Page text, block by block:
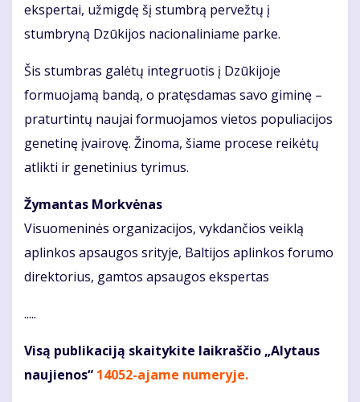
ekspertai, užmigdę šį stumbrą pervežtų į
stumbryną Dzūkijos nacionaliniame parke.
Šis stumbras galėtų integruotis į Dzūkijoje
formuojamą bandą, o pratęsdamas savo giminę –
praturtintų naujai formuojamos vietos populiacijos
genetinę įvairovę. Žinoma, šiame procese reikėtų
atlikti ir genetinius tyrimus.
Žymantas Morkvėnas
Visuomeninės organizacijos, vykdančios veiklą
aplinkos apsaugos srityje, Baltijos aplinkos forumo
direktorius, gamtos apsaugos ekspertas
.....
Visą publikaciją skaitykite laikraščio „Alytaus
naujienos“ 14052-ajame numeryje.